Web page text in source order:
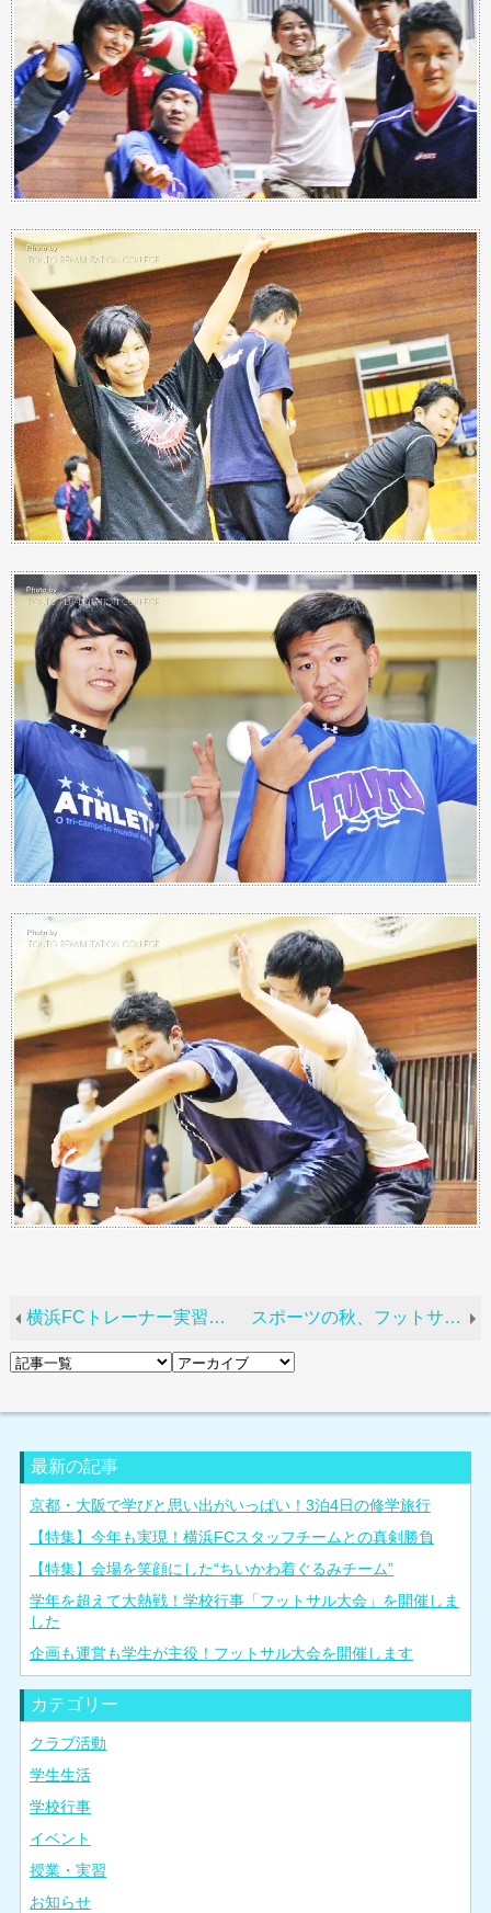
横浜FCトレーナー実習、２名が帯同！ スポーツの秋、フットサル大会開催！
最新の記事
京都・大阪で学びと思い出がいっぱい！3泊4日の修学旅行
【特集】今年も実現！横浜FCスタッフチームとの真剣勝負
【特集】会場を笑顔にした“ちいかわ着ぐるみチーム”
学年を超えて大熱戦！学校行事「フットサル大会」を開催しま
した
企画も運営も学生が主役！フットサル大会を開催します
カテゴリー
クラブ活動
学生生活
学校行事
イベント
授業・実習
お知らせ